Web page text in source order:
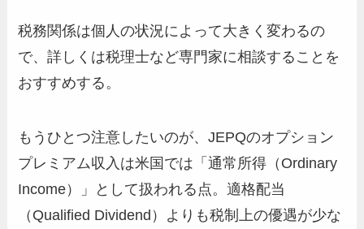
税務関係は個人の状況によって大きく変わるの
で、詳しくは税理士など専門家に相談することを
おすすめする。
もうひとつ注意したいのが、JEPQのオプション
プレミアム収入は米国では「通常所得（Ordinary
Income）」として扱われる点。適格配当
（Qualified Dividend）よりも税制上の優遇が少な